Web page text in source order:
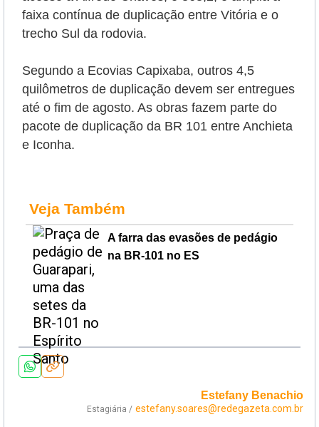
faixa contínua de duplicação entre Vitória e o
trecho Sul da rodovia.
Segundo a Ecovias Capixaba, outros 4,5
quilômetros de duplicação devem ser entregues
até o fim de agosto. As obras fazem parte do
pacote de duplicação da BR 101 entre Anchieta
e Iconha.
Veja Também
A farra das evasões de pedágio
na BR-101 no ES
Estefany Benachio
Estagiária / estefany.soares@redegazeta.com.br